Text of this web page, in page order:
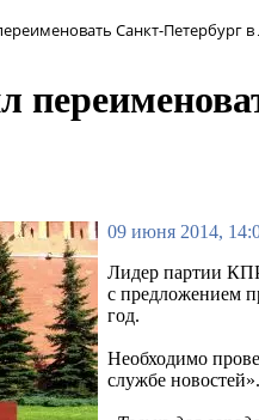
Санкт-Петербург
09 июня 2014,
Лидер партии
с предложением
год.
Необходимо
службе новостей».